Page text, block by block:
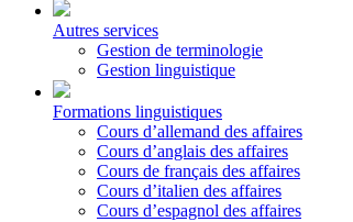
Autres services
Gestion de terminologie
Gestion linguistique
Formations linguistiques
Cours d’allemand des affaires
Cours d’anglais des affaires
Cours de français des affaires
Cours d’italien des affaires
Cours d’espagnol des affaires